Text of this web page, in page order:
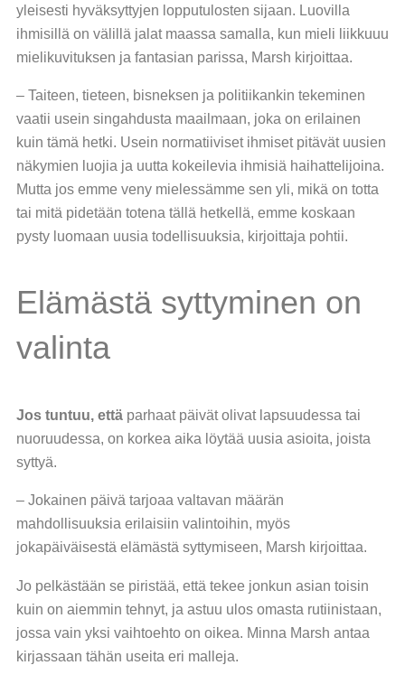
yleisesti hyväksyttyjen lopputulosten sijaan. Luovilla
ihmisillä on välillä jalat maassa samalla, kun mieli liikkuuu
mielikuvituksen ja fantasian parissa, Marsh kirjoittaa.
– Taiteen, tieteen, bisneksen ja politiikankin tekeminen
vaatii usein singahdusta maailmaan, joka on erilainen
kuin tämä hetki. Usein normatiiviset ihmiset pitävät uusien
näkymien luojia ja uutta kokeilevia ihmisiä haihattelijoina.
Mutta jos emme veny mielessämme sen yli, mikä on totta
tai mitä pidetään totena tällä hetkellä, emme koskaan
pysty luomaan uusia todellisuuksia, kirjoittaja pohtii.
Elämästä syttyminen on
valinta
Jos tuntuu, että parhaat päivät olivat lapsuudessa tai
nuoruudessa, on korkea aika löytää uusia asioita, joista
syttyä.
– Jokainen päivä tarjoaa valtavan määrän
mahdollisuuksia erilaisiin valintoihin, myös
jokapäiväisestä elämästä syttymiseen, Marsh kirjoittaa.
Jo pelkästään se piristää, että tekee jonkun asian toisin
kuin on aiemmin tehnyt, ja astuu ulos omasta rutiinistaan,
jossa vain yksi vaihtoehto on oikea. Minna Marsh antaa
kirjassaan tähän useita eri malleja.